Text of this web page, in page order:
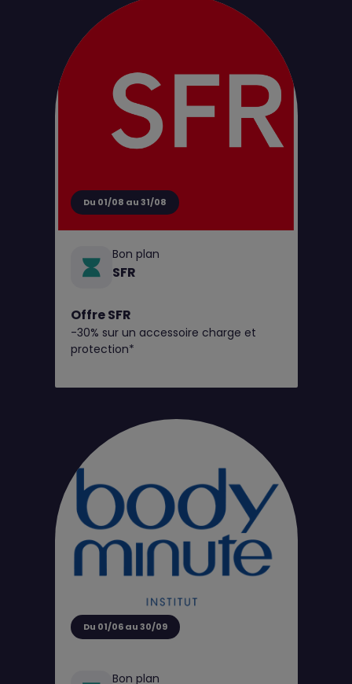
Du 01/08 au 31/08
Bon plan
SFR
Offre SFR
-30% sur un accessoire charge et
protection*
Du 01/06 au 30/09
Bon plan